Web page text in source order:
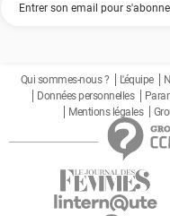
Qui sommes-nous ? L'équipe
Données personnelles
Mentions légales